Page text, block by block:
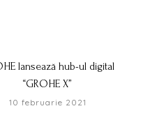
lansează hub-ul digital
“GROHE X”
10 februarie 2021